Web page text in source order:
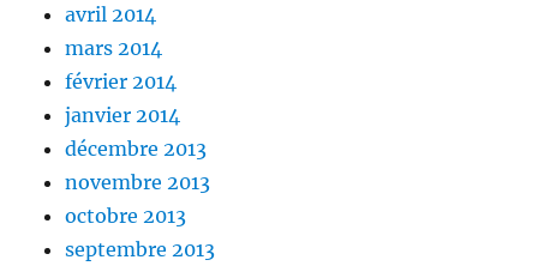
avril 2014
mars 2014
février 2014
janvier 2014
décembre 2013
novembre 2013
octobre 2013
septembre 2013